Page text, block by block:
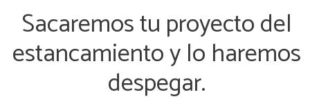
Sacaremos tu proyecto del
estancamiento y lo haremos
despegar.